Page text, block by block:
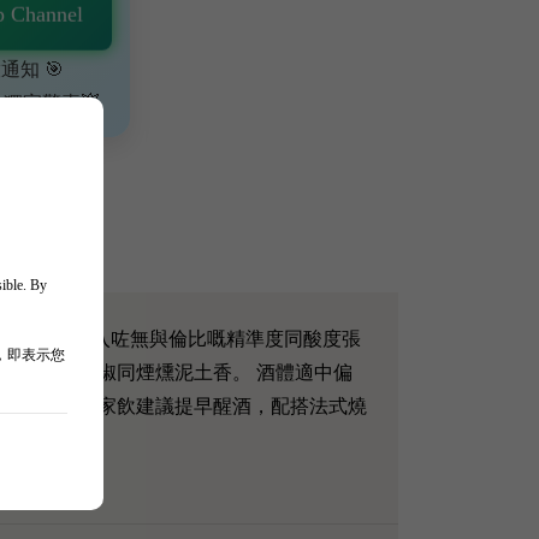
By
即表示您
Channel
知 🎯
家驚喜💥
呢支酒注入咗無與倫比嘅精準度同酸度張
木、黑胡椒同煙燻泥土香。 酒體適中偏
神酒，而家飲建議提早醒酒，配搭法式燒